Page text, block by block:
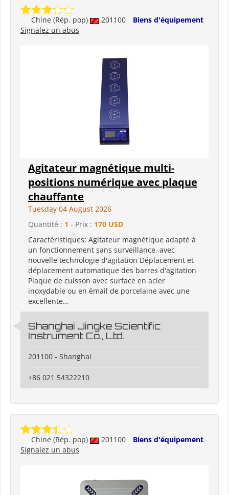
Chine (Rép. pop) 201100
Biens d'équipement
Signalez un abus
Agitateur magnétique multi-
positions numérique avec plaque
chauffante
Tuesday 04 August 2026
Quantité : 1 - Prix : 170 USD
Caractéristiques: Agitateur magnétique adapté à
un fonctionnement sans surveillance, avec
nouvelle technologie d'agitation Déplacement et
déplacement automatique des barres d'agitation
Plaque de cuisson avec surface en acier
inoxydable ou en émail de porcelaine avec une
excellente...
Shanghai Jingke Scientific
Instrument Co., Ltd.
201100 - Shanghai
+86 021 54322210
Chine (Rép. pop) 201100
Biens d'équipement
Signalez un abus